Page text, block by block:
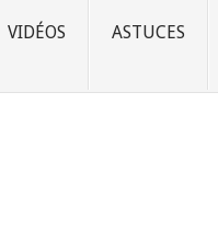
VIDÉOS ASTUCES